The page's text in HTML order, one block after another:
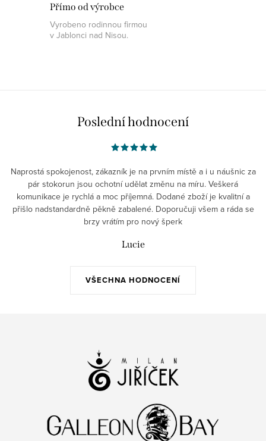
Přímo od výrobce
Vyrobeno rodinnou firmou
v Jablonci nad Nisou.
Poslední hodnocení
VŠECHNA HODNOCENÍ
Naprostá spokojenost, zákazník je na prvním místě a i u náušnic za
pár stokorun jsou ochotní udělat změnu na míru. Veškerá
komunikace je rychlá a moc příjemná. Dodané zboží je kvalitní a
přišlo nadstandardně pěkně zabalené. Doporučuji všem a ráda se
brzy vrátím pro nový šperk
Lucie